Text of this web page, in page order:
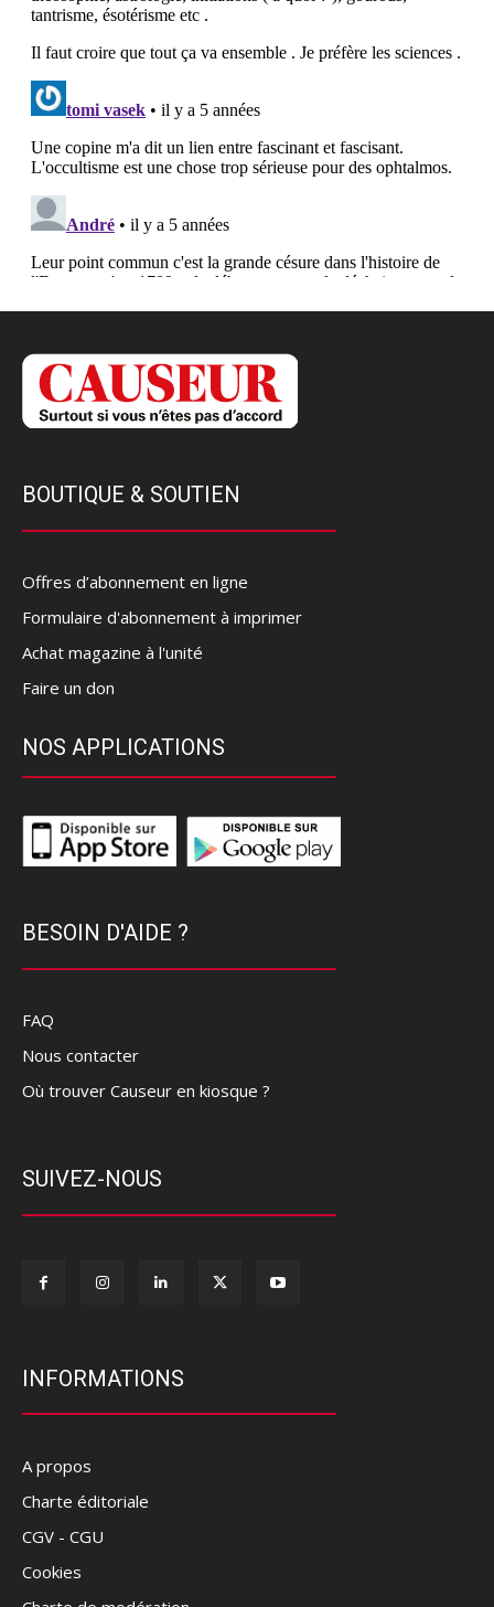
BOUTIQUE & SOUTIEN
Offres d’abonnement en ligne
Formulaire d'abonnement à imprimer
Achat magazine à l'unité
Faire un don
NOS APPLICATIONS
BESOIN D'AIDE ?
FAQ
Nous contacter
Où trouver Causeur en kiosque ?
SUIVEZ-NOUS
INFORMATIONS
A propos
Charte éditoriale
CGV - CGU
Cookies